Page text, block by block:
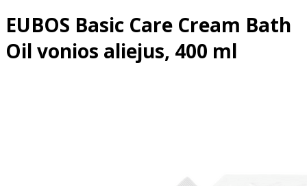
EUBOS Basic Care Cream Bath
Oil vonios aliejus, 400 ml